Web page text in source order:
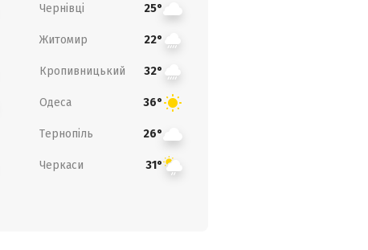
Чернівці 25°
Житомир 22°
Кропивницький 32°
Одеса 36°
Тернопіль 26°
Черкаси 31°